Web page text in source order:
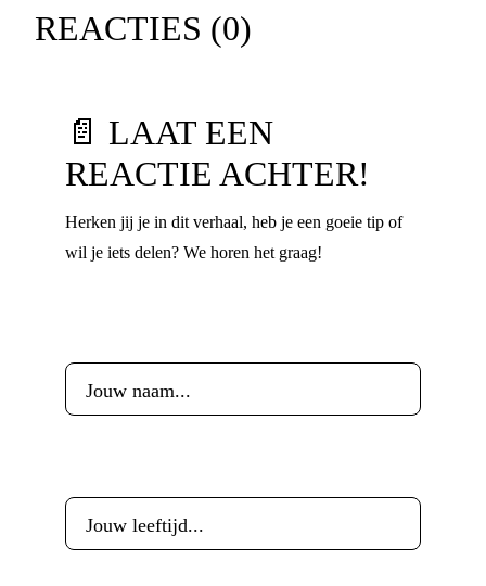
REACTIES (0)
📄 LAAT EEN
REACTIE ACHTER!
Herken jij je in dit verhaal, heb je een goeie tip of
wil je iets delen? We horen het graag!